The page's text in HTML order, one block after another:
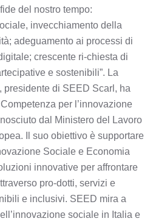
del nostro tempo:
invecchiamento della
adeguamento ai processi di
crescente ri-chiesta di
e sostenibili”. La
presidente di SEED Scarl, ha
per l’innovazione
dal Ministero del Lavoro
Il suo obiettivo è supportare
Sociale e Economia
innovative per affrontare
pro-dotti, servizi e
e inclusivi. SEED mira a
sociale in Italia e